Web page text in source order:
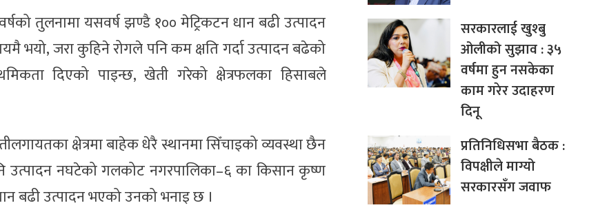
तुलनामा यसवर्ष झण्डै १०० मेट्रिकटन धान बढी उत्पादन
भयो, जरा कुहिने रोगले पनि कम क्षति गर्दा उत्पादन बढेको
दिएको पाइन्छ, खेती गरेको क्षेत्रफलका हिसाबले
क्षेत्रमा बाहेक धेरै स्थानमा सिँचाइको व्यवस्था छैन
उत्पादन नघटेको गलकोट नगरपालिका–६ का किसान कृष्ण
बढी उत्पादन भएको उनको भनाइ छ ।
सरकारलाई खुश्बु
ओलीको सुझाव : ३५
वर्षमा हुन नसकेका
काम गरेर उदाहरण
दिनू
प्रतिनिधिसभा बैठक :
विपक्षीले माग्यो
सरकारसँग जवाफ